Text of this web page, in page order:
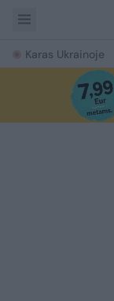
Karas Ukrainoje